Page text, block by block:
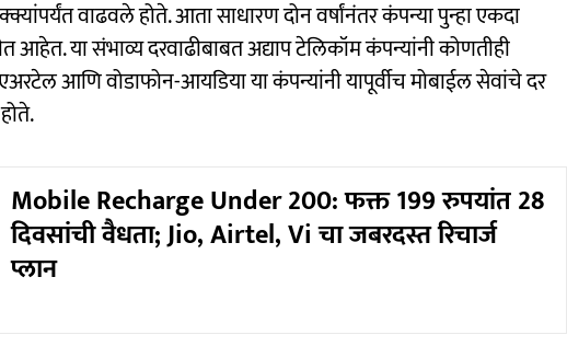
वाढवले होते. आता साधारण दोन वर्षांनंतर कंपन्या पुन्हा एकदा
आहेत. या संभाव्य दरवाढीबाबत अद्याप टेलिकॉम कंपन्यांनी कोणतीही
आणि वोडाफोन-आयडिया या कंपन्यांनी यापूर्वीच मोबाईल सेवांचे दर
Mobile Recharge Under 200: फक्त 199 रुपयांत 28
दिवसांची वैधता; Jio, Airtel, Vi चा जबरदस्त रिचार्ज
प्लान